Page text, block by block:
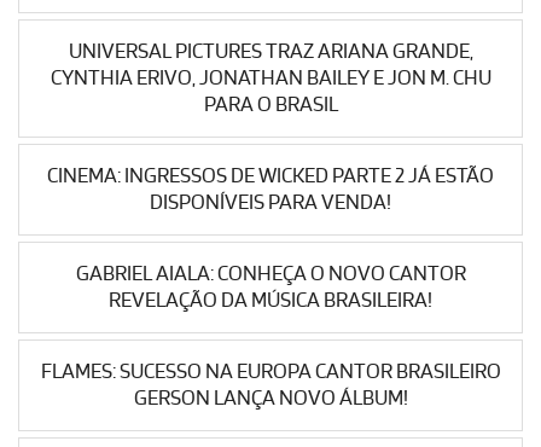
UNIVERSAL PICTURES TRAZ ARIANA GRANDE,
CYNTHIA ERIVO, JONATHAN BAILEY E JON M. CHU
PARA O BRASIL
CINEMA: INGRESSOS DE WICKED PARTE 2 JÁ ESTÃO
DISPONÍVEIS PARA VENDA!
GABRIEL AIALA: CONHEÇA O NOVO CANTOR
REVELAÇÃO DA MÚSICA BRASILEIRA!
FLAMES: SUCESSO NA EUROPA CANTOR BRASILEIRO
GERSON LANÇA NOVO ÁLBUM!